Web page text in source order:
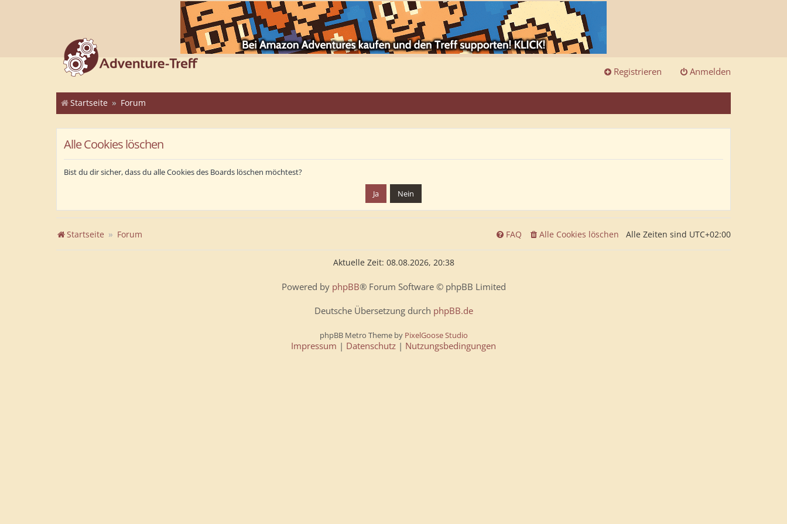
Anmelden
Registrieren
Startseite Forum
Alle Cookies löschen
Bist du dir sicher, dass du alle Cookies des Boards löschen möchtest?
Startseite Forum Alle Zeiten sind UTC+02:00
Alle Cookies löschen
FAQ
Aktuelle Zeit: 08.08.2026, 20:38
Powered by phpBB® Forum Software © phpBB Limited
Deutsche Übersetzung durch phpBB.de
phpBB Metro Theme by PixelGoose Studio
Impressum | Datenschutz | Nutzungsbedingungen